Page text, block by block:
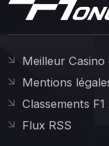
Meilleur Casino
Mentions
Classements F1
Flux RSS